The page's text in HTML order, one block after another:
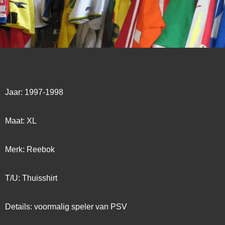
Jaar: 1997-1998
Maat: XL
Merk: Reebok
T/U: Thuisshirt
Details: voormalig speler van PSV